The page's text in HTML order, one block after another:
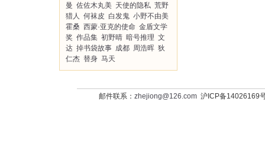
曼 佐佐木丸美 天使的隐私 荒野
猎人 何袜皮 白发鬼 小野不由美
霍桑 西蒙·亚克的使命 金盾文学
奖 作品集 初野晴 暗号推理 文
达 掉书袋故事 成都 周浩晖 狄
仁杰 替身 马天
邮件联系： zhejiong@126.com沪ICP备14026169